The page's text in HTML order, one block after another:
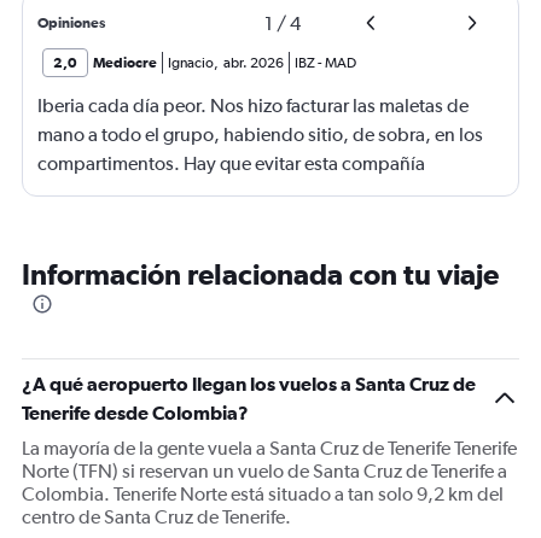
Opiniones 1 /4
2,0 Mediocre Ignacio, abr. 2026 IBZ-MAD
Iberia cada día peor. Nos hizo facturar las maletas de
mano a todo el grupo, habiendo sitio, de sobra, en los
compartimentos. Hay que evitar esta compañía
Información relacionada con tu viaje
¿A qué aeropuerto llegan los vuelos a Santa Cruz de
Tenerife desde Colombia?
La mayoría de la gente vuela a Santa Cruz de Tenerife Tenerife
Norte (TFN) si reservan un vuelo de Santa Cruz de Tenerife a
Colombia. Tenerife Norte está situado a tan solo 9,2 km del
centro de Santa Cruz de Tenerife.